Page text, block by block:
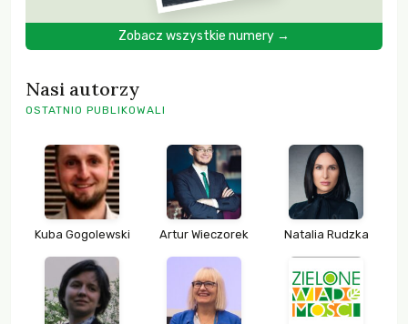
Zobacz wszystkie numery →
Nasi autorzy
OSTATNIO PUBLIKOWALI
Kuba Gogolewski Artur Wieczorek Natalia Rudzka